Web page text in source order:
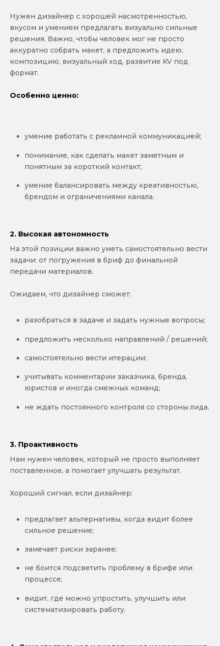
Нужен дизайнер с хорошей насмотренностью,
вкусом и умением предлагать визуально сильные
решения. Важно, чтобы человек мог не просто
аккуратно собрать макет, а предложить идею,
композицию, визуальный ход, развитие KV под
формат.
Особенно ценно:
умение работать с рекламной коммуникацией;
понимание, как сделать макет заметным и
понятным за короткий контакт;
умение балансировать между креативностью,
брендом и ограничениями канала.
2. Высокая автономность
На этой позиции важно уметь самостоятельно вести
задачи: от погружения в бриф до финальной
передачи материалов.
Ожидаем, что дизайнер сможет:
разобраться в задаче и задать нужные вопросы;
предложить несколько направлений / решений;
самостоятельно вести итерации;
учитывать комментарии заказчика, бренда,
юристов и иногда смежных команд;
не ждать постоянного контроля со стороны лида.
3. Проактивность
Нам нужен человек, который не просто выполняет
поставленное, а помогает улучшать результат.
Хороший сигнал, если дизайнер:
предлагает альтернативы, когда видит более
сильное решение;
замечает риски заранее;
не боится подсветить проблему в брифе или
процессе;
видит, где можно упростить, улучшить или
систематизировать работу.